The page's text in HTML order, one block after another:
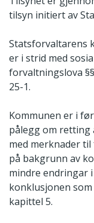
tilsyn initiert av
Statsforvaltarens
er i strid med
forvaltningslova
25-1.
Kommunen er i
pålegg om retting
med merknader
på bakgrunn av
mindre endringar
konklusjonen
kapittel 5.